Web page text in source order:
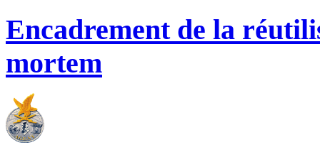
Encadrement de la
mortem